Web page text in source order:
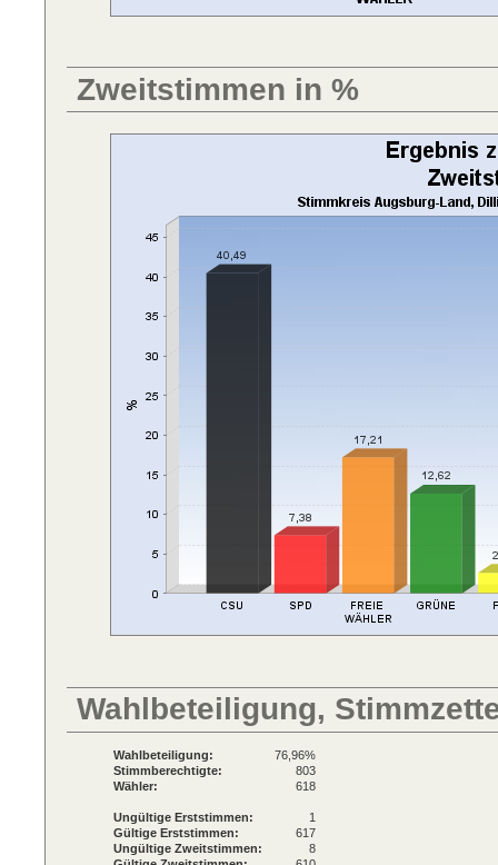
Zweitstimmen in %
Wahlbeteiligung,
Wahlbeteiligung:
76,96%
Stimmberechtigte:
803
Wähler:
618
Ungültige Erststimmen:
1
Gültige Erststimmen:
617
Ungültige Zweitstimmen:
8